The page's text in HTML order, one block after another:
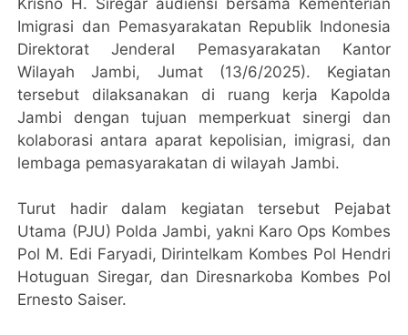
Krisno H. Siregar audiensi bersama Kementerian
Imigrasi dan Pemasyarakatan Republik Indonesia
Direktorat Jenderal Pemasyarakatan Kantor
Wilayah Jambi, Jumat (13/6/2025). Kegiatan
tersebut dilaksanakan di ruang kerja Kapolda
Jambi dengan tujuan memperkuat sinergi dan
kolaborasi antara aparat kepolisian, imigrasi, dan
lembaga pemasyarakatan di wilayah Jambi.
Turut hadir dalam kegiatan tersebut Pejabat
Utama (PJU) Polda Jambi, yakni Karo Ops Kombes
Pol M. Edi Faryadi, Dirintelkam Kombes Pol Hendri
Hotuguan Siregar, dan Diresnarkoba Kombes Pol
Ernesto Saiser.